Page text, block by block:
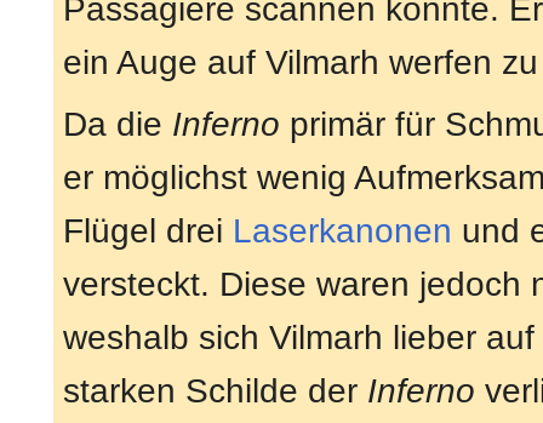
Passagiere scannen konnte.
ein Auge auf Vilmarh werfen
Da die Inferno primär für
er möglichst wenig
Flügel drei Laserkanonen und
versteckt. Diese waren jedoch
weshalb sich Vilmarh lieber
starken Schilde der Inferno